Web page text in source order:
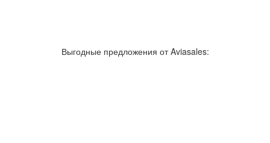
Выгодные предложения от Aviasales: